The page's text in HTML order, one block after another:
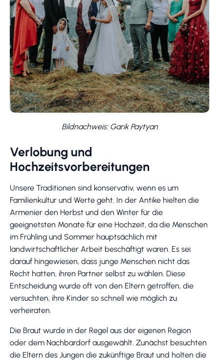
Bildnachweis: Garik Paytyan
Verlobung und
Hochzeitsvorbereitungen
Unsere Traditionen sind konservativ, wenn es um
Familienkultur und Werte geht. In der Antike hielten die
Armenier den Herbst und den Winter für die
geeignetsten Monate für eine Hochzeit, da die Menschen
im Frühling und Sommer hauptsächlich mit
landwirtschaftlicher Arbeit beschäftigt waren. Es sei
darauf hingewiesen, dass junge Menschen nicht das
Recht hatten, ihren Partner selbst zu wählen. Diese
Entscheidung wurde oft von den Eltern getroffen, die
versuchten, ihre Kinder so schnell wie möglich zu
verheiraten.
Die Braut wurde in der Regel aus der eigenen Region
oder dem Nachbardorf ausgewählt. Zunächst besuchten
die Eltern des Jungen die zukünftige Braut und holten die